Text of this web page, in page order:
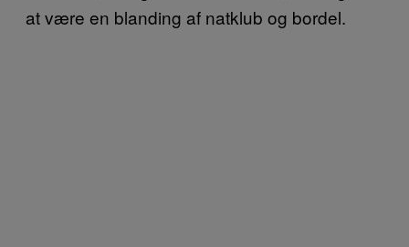
at være en blanding af natklub og bordel.